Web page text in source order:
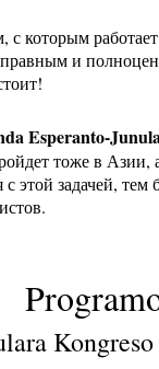
с которым
и
Esperanto-
тоже в Азии,
этой задачей,